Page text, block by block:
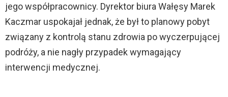
jego współpracownicy. Dyrektor biura Wałęsy Marek
Kaczmar uspokajał jednak, że był to planowy pobyt
związany z kontrolą stanu zdrowia po wyczerpującej
podróży, a nie nagły przypadek wymagający
interwencji medycznej.